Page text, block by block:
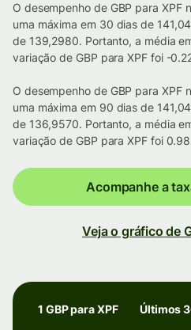
O desempenho de GBP para XPF
uma máxima em 30 dias de
de 139,2980. Portanto, a média
variação de GBP para XPF foi -
O desempenho de GBP para XPF
uma máxima em 90 dias de
de 136,9570. Portanto, a média
variação de GBP para XPF foi
Acompanhe a
Veja o gráfico de
1 GBP para XPF Últimos